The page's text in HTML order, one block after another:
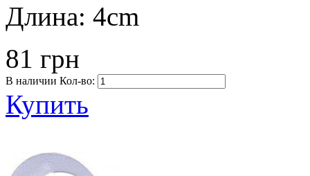
Длина: 4cm
81 грн
В наличии Кол-во:
Купить